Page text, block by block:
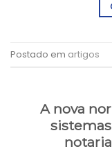
Postado em artigos
A nova